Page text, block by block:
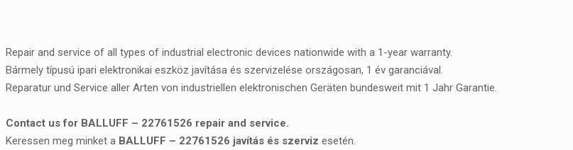
Repair and service of all types of industrial electronic devices nationwide with a 1-year warranty.
Bármely típusú ipari elektronikai eszköz javítása és szervizelése országosan, 1 év garanciával.
Reparatur und Service aller Arten von industriellen elektronischen Geräten bundesweit mit 1 Jahr Garantie.
Contact us for BALLUFF – 22761526 repair and service.
Keressen meg minket a BALLUFF – 22761526 javítás és szerviz esetén.